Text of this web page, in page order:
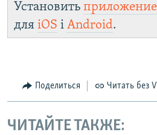
Установить приложение
для iOS і Android.
Поделиться Читать без
ЧИТАЙТЕ ТАКЖЕ: